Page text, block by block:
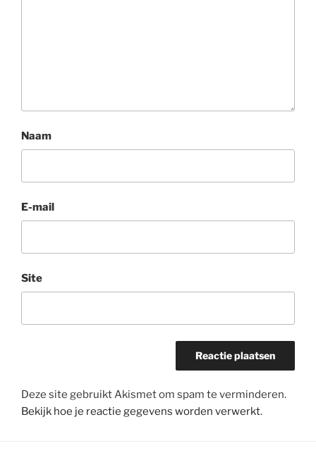
Naam
E-mail
Site
Deze site gebruikt Akismet om spam te verminderen.
Bekijk hoe je reactie gegevens worden verwerkt.